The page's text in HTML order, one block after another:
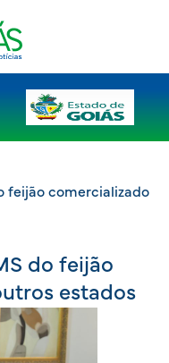
feijão comercializado
do feijão
estados